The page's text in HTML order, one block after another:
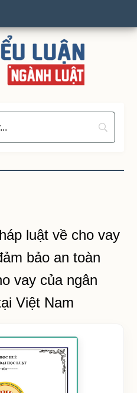
luật về cho vay
bảo an toàn
vay của ngân
Việt Nam